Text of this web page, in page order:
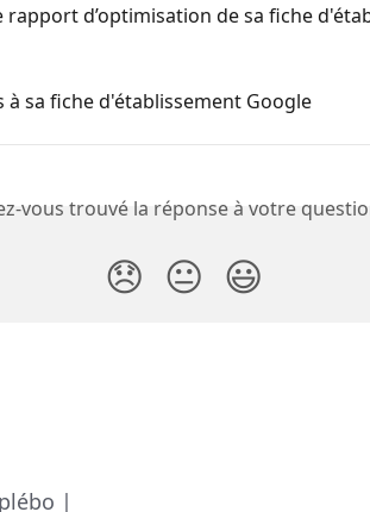
rapport d’optimisation de sa fiche
sa fiche d'établissement Google
vous trouvé la réponse à votre
😞 😐 😃